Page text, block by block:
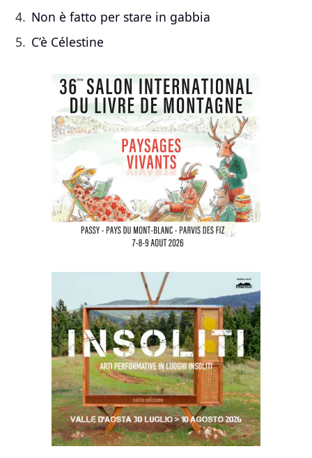
Non è fatto per stare in gabbia
C’è Célestine